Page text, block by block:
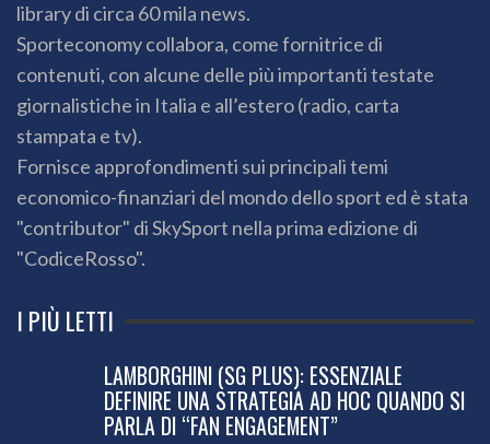
library di circa 60 mila news.
Sporteconomy collabora, come fornitrice di
contenuti, con alcune delle più importanti testate
giornalistiche in Italia e all’estero (radio, carta
stampata e tv).
Fornisce approfondimenti sui principali temi
economico-finanziari del mondo dello sport ed è stata
"contributor" di SkySport nella prima edizione di
"CodiceRosso".
I PIÙ LETTI
LAMBORGHINI (SG PLUS): ESSENZIALE
DEFINIRE UNA STRATEGIA AD HOC QUANDO SI
PARLA DI “FAN ENGAGEMENT”